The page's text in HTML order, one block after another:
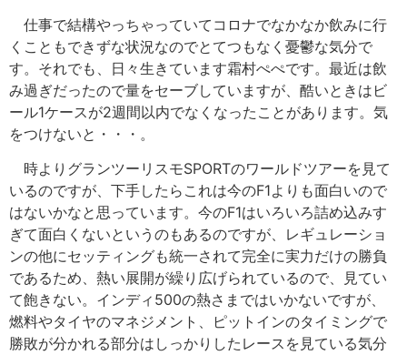
仕事で結構やっちゃっていてコロナでなかなか飲みに行
くこともできずな状況なのでとてつもなく憂鬱な気分で
す。それでも、日々生きています霜村ぺぺです。最近は飲
み過ぎだったので量をセーブしていますが、酷いときはビ
ール1ケースが2週間以内でなくなったことがあります。気
をつけないと・・・。
時よりグランツーリスモSPORTのワールドツアーを見て
いるのですが、下手したらこれは今のF1よりも面白いので
はないかなと思っています。今のF1はいろいろ詰め込みす
ぎて面白くないというのもあるのですが、レギュレーショ
ンの他にセッティングも統一されて完全に実力だけの勝負
であるため、熱い展開が繰り広げられているので、見てい
て飽きない。インディ500の熱さまではいかないですが、
燃料やタイヤのマネジメント、ピットインのタイミングで
勝敗が分かれる部分はしっかりしたレースを見ている気分